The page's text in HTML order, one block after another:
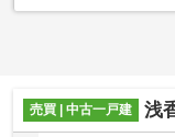
売買 | 中古一戸建 浅